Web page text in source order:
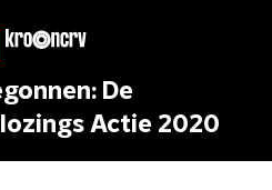
De
Actie 2020